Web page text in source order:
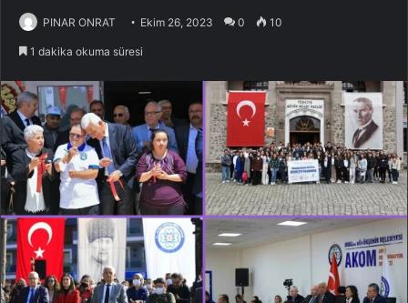
PINAR ONRAT Ekim 26, 2023 0 10
1 dakika okuma süresi